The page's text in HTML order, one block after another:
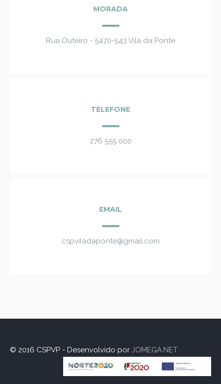
MORADA
Rua Outeiro - 5470-543 Vila da Ponte
TELEFONE
276 555 000
EMAIL
cspviladaponte@gmail.com
© 2016 CSPVP - Desenvolvido por JOMEGA.NET